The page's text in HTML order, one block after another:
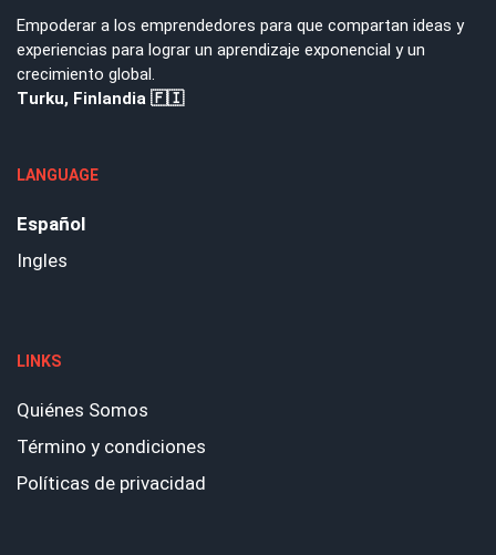
Empoderar a los emprendedores para que compartan ideas y
experiencias para lograr un aprendizaje exponencial y un
crecimiento global.
Turku, Finlandia 🇫🇮
LANGUAGE
Español
Ingles
LINKS
Quiénes Somos
Término y condiciones
Políticas de privacidad